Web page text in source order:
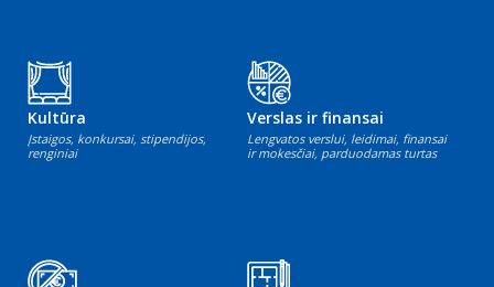
Kultūra
Įstaigos, konkursai, stipendijos,
renginiai
Verslas ir finansai
Lengvatos verslui, leidimai, finansai
ir mokesčiai, parduodamas turtas